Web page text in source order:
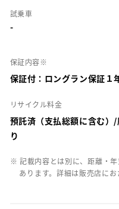
試乗車
-
保証内容※
保証付：ロングラン保証１
リサイクル料金
預託済（支払総額に含む）
り
※ 記載内容とは別に、距離・
あります。詳細は販売店にお